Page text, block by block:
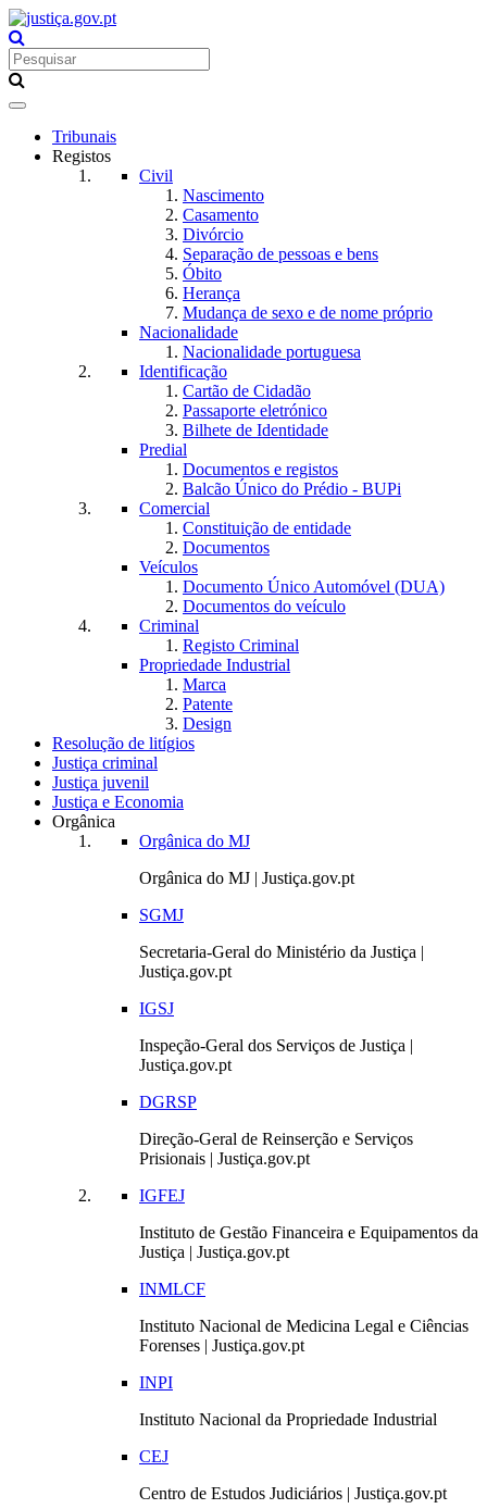
Toggle
navigationTribunais
Registos
Civil
Nascimento
Casamento
Divórcio
Separação de pessoas e bens
Óbito
Herança
Mudança de sexo e de nome próprio
Nacionalidade
Nacionalidade portuguesa
Identificação
Cartão de Cidadão
Passaporte eletrónico
Bilhete de Identidade
Predial
Documentos e registos
Balcão Único do Prédio - BUPi
Comercial
Constituição de entidade
Documentos
Veículos
Documento Único Automóvel (DUA)
Documentos do veículo
Criminal
Registo Criminal
Propriedade Industrial
Marca
Patente
Design
Resolução de litígios
Justiça criminal
Justiça juvenil
Justiça e Economia
Orgânica
Orgânica do MJ
Orgânica do MJ | Justiça.gov.pt
SGMJ
Secretaria-Geral do Ministério da Justiça |
Justiça.gov.pt
IGSJ
Inspeção-Geral dos Serviços de Justiça |
Justiça.gov.pt
DGRSP
Direção-Geral de Reinserção e Serviços
Prisionais | Justiça.gov.pt
IGFEJ
Instituto de Gestão Financeira e Equipamentos da
Justiça | Justiça.gov.pt
INMLCF
Instituto Nacional de Medicina Legal e Ciências
Forenses | Justiça.gov.pt
INPI
Instituto Nacional da Propriedade Industrial
CEJ
Centro de Estudos Judiciários | Justiça.gov.pt